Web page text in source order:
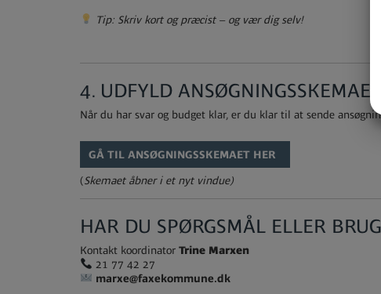
Tip: Skriv kort og præcist – og vær dig selv!
4. UDFYLD ANSØGNINGSSKEMAET
Når du har svar og budget klar, er du klar til at sende
GÅ TIL ANSØGNINGSSKEMAET HER
(Skemaet åbner i et nyt vindue)
HAR DU SPØRGSMÅL ELLER
Kontakt koordinator Trine Marxen
21 77 42 27
marxe@faxekommune.dk